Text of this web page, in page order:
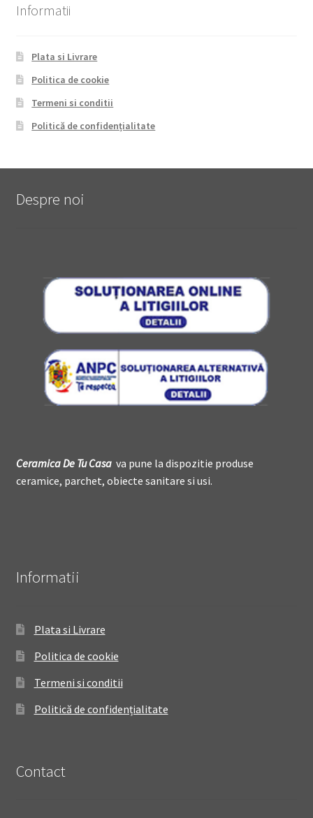
Informatii
Plata si Livrare
Politica de cookie
Termeni si conditii
Politică de confidențialitate
Despre noi
Ceramica DeTu Casava pune la dispozitie produse
ceramice, parchet, obiecte sanitare si usi.
Informatii
Plata si Livrare
Politica de cookie
Termeni si conditii
Politică de confidențialitate
Contact